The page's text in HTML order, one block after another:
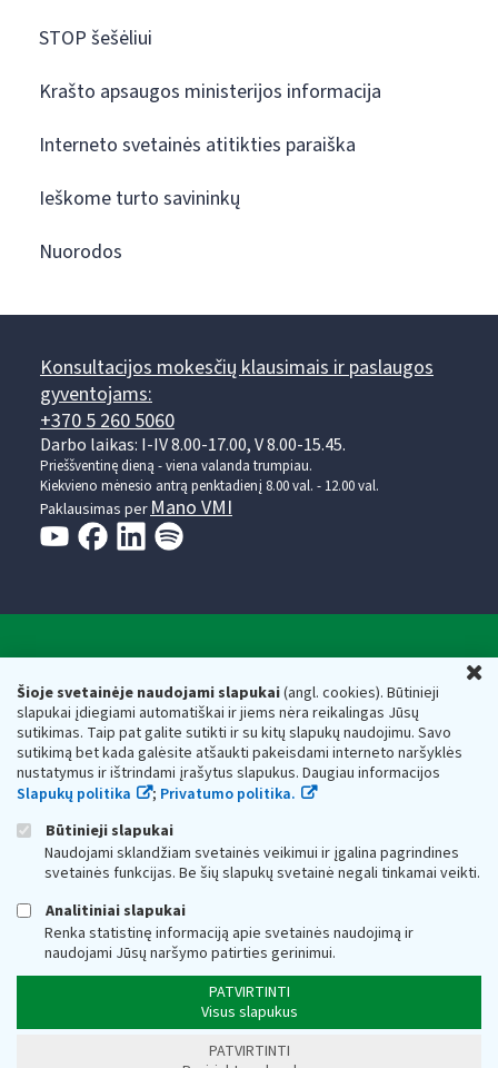
Šioje svetainėje naudojami slapukai(angl. cookies). Būtinieji
slapukai įdiegiami automatiškai ir jiems nėra reikalingas Jūsų
sutikimas. Taip pat galite sutikti ir su kitų slapukų naudojimu. Savo
sutikimą bet kada galėsite atšaukti pakeisdami interneto naršyklės
nustatymus ir ištrindami įrašytus slapukus. Daugiau informacijos
Slapukų politika
; Privatumo politika.
Būtinieji slapukai
Naudojami sklandžiam svetainės veikimui ir įgalina pagrindines
svetainės funkcijas. Be šių slapukų svetainė negali tinkamai veikti.
Analitiniai slapukai
Renka statistinę informaciją apie svetainės naudojimą ir
naudojami Jūsų naršymo patirties gerinimui.
PATVIRTINTI
Visus slapukus
PATVIRTINTI
STOP šešėliui
Krašto apsaugos ministerijos informacija
Interneto svetainės atitikties paraiška
Ieškome turto savininkų
Nuorodos
Konsultacijos mokesčių klausimais ir paslaugos
gyventojams:
+370 5 260 5060
Darbo laikas: I-IV 8.00-17.00, V 8.00-15.45.
Prieššventinę dieną - viena valanda trumpiau.
Kiekvieno mėnesio antrą penktadienį 8.00 val. - 12.00 val.
Paklausimas per Mano VMI
Respublikos finansų ministerijos
Biudžetinė įstaiga. Juridinio asmens kodas — 188659752,
adresas: Vasario 16-osios g. 14, 01107 Vilnius, Lietuva, el.paštas:
vmi@vmi.lt, E. pristatymo dėžutės adresas 188659752
Duomenys apie Valstybinę mokesčių inspekciją prie Lietuvos
Respublikos finansų ministerijos kaupiami ir saugomi Juridinių